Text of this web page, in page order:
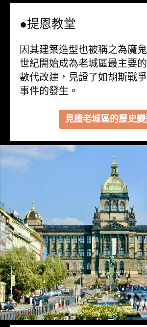
●提恩教堂
因其建築造型也被稱之為魔
世紀開始成為老城區最主要
數代改建，見證了如胡斯戰
事件的發生。
見證老城區的歷史